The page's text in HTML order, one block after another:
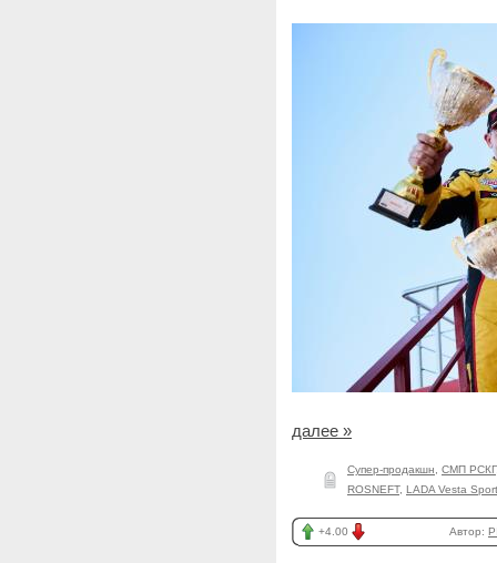
далее »
Супер-продакшн СМП РСКГ
ROSNEFT, LADA Vesta Sport
+4.00 Автор: